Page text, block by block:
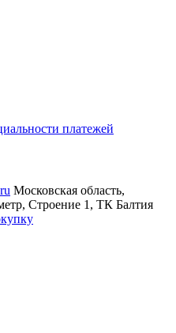
платежей
Московская область,
Строение 1, ТК Балтия